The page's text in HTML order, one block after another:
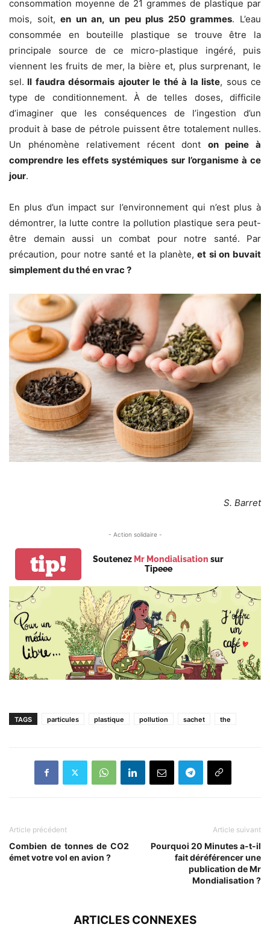
consommation moyenne de 21 grammes de plastique par
mois, soit,en un an, un peu plus 250 grammes. L’eau
consommée en bouteille plastique se trouve être la
principale source de ce micro-plastique ingéré, puis
viennent les fruits de mer, la bière et, plus surprenant, le
sel. Il faudra désormais ajouter le thé à la liste, sous ce
type de conditionnement. À de telles doses, difficile
d’imaginer que les conséquences de l’ingestion d’un
produit à base de pétrole puissent être totalement nulles.
Un phénomène relativement récent dont on peine à
comprendre les effets systémiques sur l’organisme à ce
jour.
En plus d’un impact sur l’environnement qui n’est plus à
démontrer, la lutte contre la pollution plastique sera peut-
être demain aussi un combat pour notre santé. Par
précaution, pour notre santé et la planète,et si on buvait
simplement du thé en vrac ?
S. Barret
- Action solidaire -
tip! Soutenez Mr Mondialisation sur
Tipeee
TAGS particules plastique pollution sachet the
Article précédent
Combien de tonnes de CO2
émet votre vol en avion ?
Article suivant
Pourquoi 20 Minutes a-t-il
fait déréférencer une
publication de Mr
Mondialisation ?
ARTICLES CONNEXES